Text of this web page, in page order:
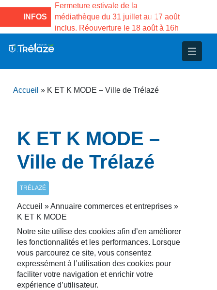
INFOS
la Maison des
de Gama du
Fermeture estivale de la
médiathèque du 31 juillet au 17 août
inclus. Réouverture le 18 août à 16h
et d’animations
Projets
Accueil » K ET K MODE – Ville de Trélazé
K ET K MODE –
Ville de Trélazé
TRÉLAZÉ
Accueil » Annuaire commerces et entreprises »
K ET K MODE
Notre site utilise des cookies afin d’en améliorer
les fonctionnalités et les performances. Lorsque
vous parcourez ce site, vous consentez
expressément à l’utilisation des cookies pour
faciliter votre navigation et enrichir votre
expérience d’utilisateur.